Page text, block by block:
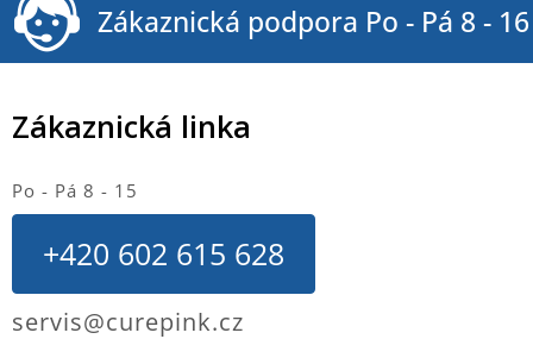
Zákaznická linka
Po - Pá 8 - 15
+420 602 615 628
servis@curepink.cz
Zákaznická podpora Po - Pá 8 - 16